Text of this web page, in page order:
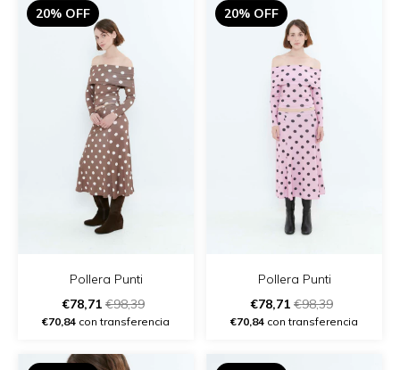
20% OFF
Pollera Punti
€78,71 €98,39
€70,84 con transferencia
20% OFF
Pollera Punti
€78,71 €98,39
€70,84 con transferencia